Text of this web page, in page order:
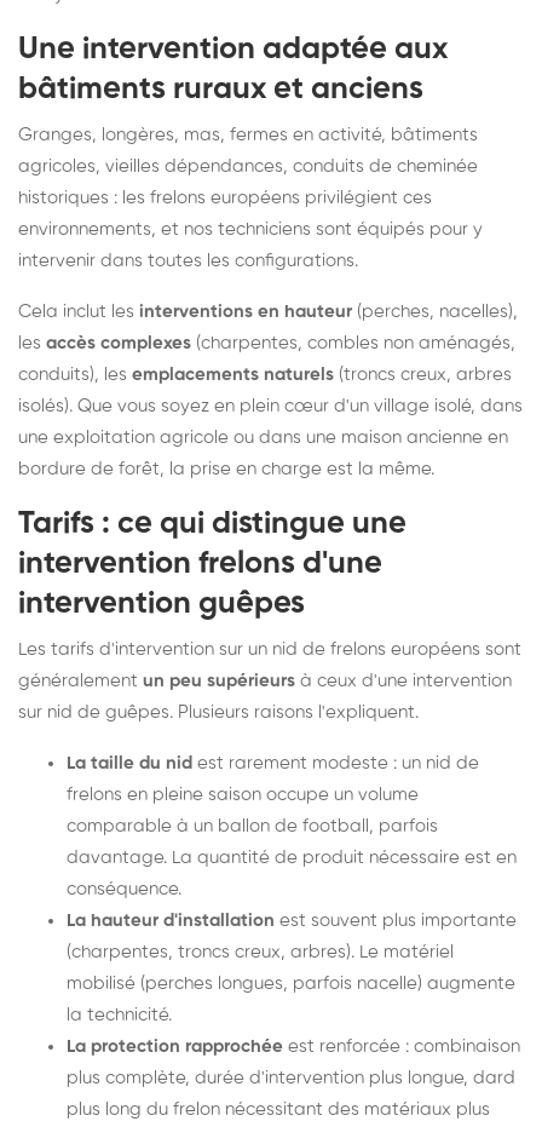
Une intervention adaptée aux
bâtiments ruraux et anciens
Granges, longères, mas, fermes en activité, bâtiments
agricoles, vieilles dépendances, conduits de cheminée
historiques : les frelons européens privilégient ces
environnements, et nos techniciens sont équipés pour y
intervenir dans toutes les configurations.
Cela inclut les interventions en hauteur (perches, nacelles),
les accès complexes (charpentes, combles non aménagés,
conduits), les emplacements naturels (troncs creux, arbres
isolés). Que vous soyez en plein cœur d'un village isolé, dans
une exploitation agricole ou dans une maison ancienne en
bordure de forêt, la prise en charge est la même.
Tarifs : ce qui distingue une
intervention frelons d'une
intervention guêpes
Les tarifs d'intervention sur un nid de frelons européens sont
généralement un peu supérieurs à ceux d'une intervention
sur nid de guêpes. Plusieurs raisons l'expliquent.
La taille du nid est rarement modeste : un nid de
frelons en pleine saison occupe un volume
comparable à un ballon de football, parfois
davantage. La quantité de produit nécessaire est en
conséquence.
La hauteur d'installation est souvent plus importante
(charpentes, troncs creux, arbres). Le matériel
mobilisé (perches longues, parfois nacelle) augmente
la technicité.
La protection rapprochée est renforcée : combinaison
plus complète, durée d'intervention plus longue, dard
plus long du frelon nécessitant des matériaux plus